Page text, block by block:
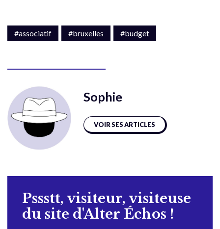
#associatif #bruxelles #budget
Sophie
VOIR SES ARTICLES
Pssstt, visiteur, visiteuse
du site d'Alter Échos !